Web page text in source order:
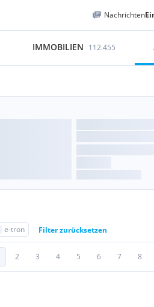
Nachrichten
IMMOBILIEN 112.455
e-tron Filter zurücksetzen
2 3 4 5 6 7 8